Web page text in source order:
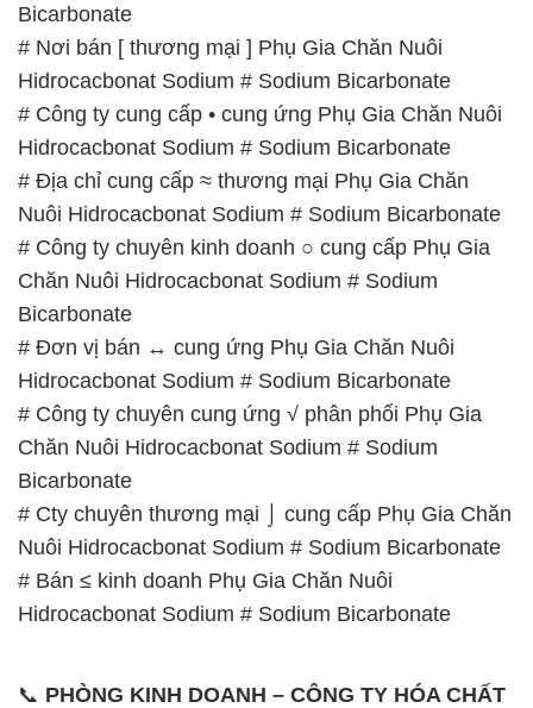
Bicarbonate
# Nơi bán [ thương mại ] Phụ Gia Chăn Nuôi
Hidrocacbonat Sodium # Sodium Bicarbonate
# Công ty cung cấp • cung ứng Phụ Gia Chăn Nuôi
Hidrocacbonat Sodium # Sodium Bicarbonate
# Địa chỉ cung cấp ≈ thương mại Phụ Gia Chăn
Nuôi Hidrocacbonat Sodium # Sodium Bicarbonate
# Công ty chuyên kinh doanh ○ cung cấp Phụ Gia
Chăn Nuôi Hidrocacbonat Sodium # Sodium
Bicarbonate
# Đơn vị bán ↔ cung ứng Phụ Gia Chăn Nuôi
Hidrocacbonat Sodium # Sodium Bicarbonate
# Công ty chuyên cung ứng √ phân phối Phụ Gia
Chăn Nuôi Hidrocacbonat Sodium # Sodium
Bicarbonate
# Cty chuyên thương mại ⌡ cung cấp Phụ Gia Chăn
Nuôi Hidrocacbonat Sodium # Sodium Bicarbonate
# Bán ≤ kinh doanh Phụ Gia Chăn Nuôi
Hidrocacbonat Sodium # Sodium Bicarbonate
📞 PHÒNG KINH DOANH – CÔNG TY HÓA CHẤT